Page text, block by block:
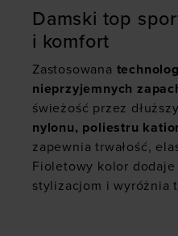
Damski top
i komfort
Zastosowana
nieprzyjemnych
świeżość przez
nylonu, poliestru
zapewnia trwałość,
Fioletowy kolor
stylizacjom i wyróżnia